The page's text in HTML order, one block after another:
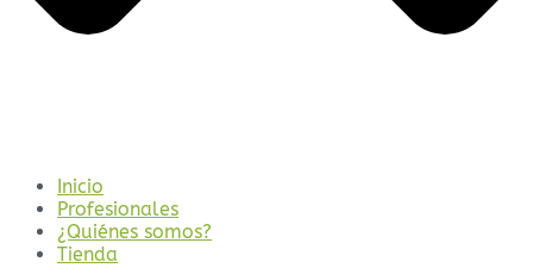
Inicio
Profesionales
¿Quiénes somos?
Tienda